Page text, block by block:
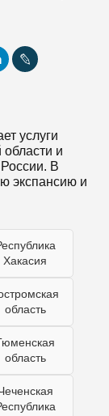
услуги
и
В
экспансию и
Хакасия
область
область